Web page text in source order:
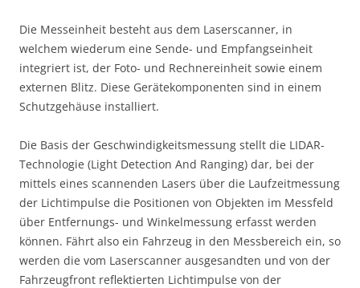
Die Messeinheit besteht aus dem Laserscanner, in
welchem wiederum eine Sende- und Empfangseinheit
integriert ist, der Foto- und Rechnereinheit sowie einem
externen Blitz. Diese Gerätekomponenten sind in einem
Schutzgehäuse installiert.
Die Basis der Geschwindigkeitsmessung stellt die LIDAR-
Technologie (Light Detection And Ranging) dar, bei der
mittels eines scannenden Lasers über die Laufzeitmessung
der Lichtimpulse die Positionen von Objekten im Messfeld
über Entfernungs- und Winkelmessung erfasst werden
können. Fährt also ein Fahrzeug in den Messbereich ein, so
werden die vom Laserscanner ausgesandten und von der
Fahrzeugfront reflektierten Lichtimpulse von der